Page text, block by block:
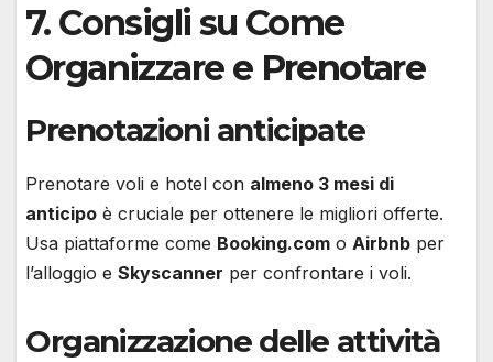
7. Consigli su Come
Organizzare e Prenotare
Prenotazioni anticipate
Prenotare voli e hotel con almeno 3 mesi di
anticipo è cruciale per ottenere le migliori offerte.
Usa piattaforme come Booking.com o Airbnb per
l’alloggio e Skyscanner per confrontare i voli.
Organizzazione delle attività